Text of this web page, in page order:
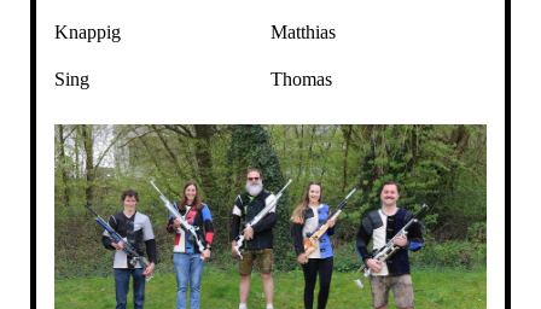
Knappig Matthias
Sing Thomas